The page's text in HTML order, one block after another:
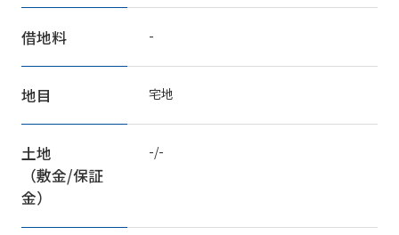
借地料 -
地目 宅地
土地
（敷金/保証
金）
-/-